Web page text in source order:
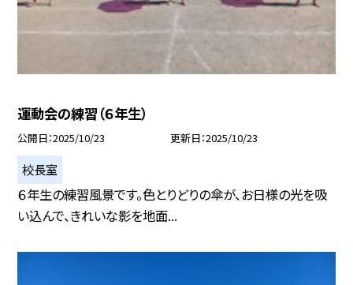
運動会の練習（６年生）
公開日 2025/10/23 更新日 2025/10/23
校長室
６年生の練習風景です。色とりどりの傘が、お日様の光を吸
い込んで、きれいな影を地面...